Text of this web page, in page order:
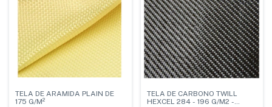
TELA DE ARAMIDA PLAIN DE
175 G/M²
TELA DE CARBONO TWILL
HEXCEL 284 - 196 G/M2 -